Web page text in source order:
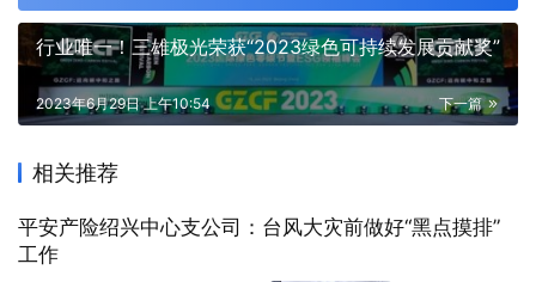
行业唯一！三雄极光荣获“2023绿色可持续发展贡献奖”
下一篇
2023年6月29日 上午10:54
相关推荐
平安产险绍兴中心支公司：台风大灾前做好“黑点摸排”
工作